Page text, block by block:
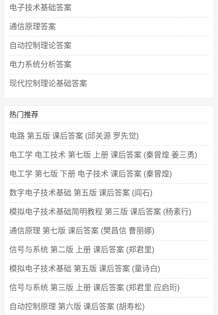
电子技术基础答案
通信原理答案
自动控制理论答案
电力系统分析答案
现代控制理论基础答案
热门推荐
电路 第五版 课后答案 (邱关源 罗先觉)
电工学 电工技术 第七版 上册 课后答案 (秦曾煌 姜三勇)
电工学 第七版 下册 电子技术 课后答案 (秦曾煌)
数字电子技术基础 第五版 课后答案 (阎石)
模拟电子技术基础简明教程 第三版 课后答案 (杨素行)
通信原理 第七版 课后答案 (樊昌信 曹丽娜)
信号与系统 第二版 上册 课后答案 (郑君里)
模拟电子技术基础 第五版 课后答案 (童诗白)
信号与系统 第三版 上册 课后答案 (郑君里 应启珩)
自动控制原理 第六版 课后答案 (胡寿松)